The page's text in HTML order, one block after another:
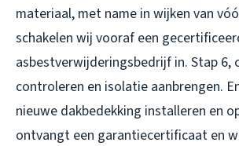
materiaal, met name in wijken van
schakelen wij vooraf een
asbestverwijderingsbedrijf in. Stap 6,
controleren en isolatie aanbrengen.
nieuwe dakbedekking installeren en
ontvangt een garantiecertificaat en